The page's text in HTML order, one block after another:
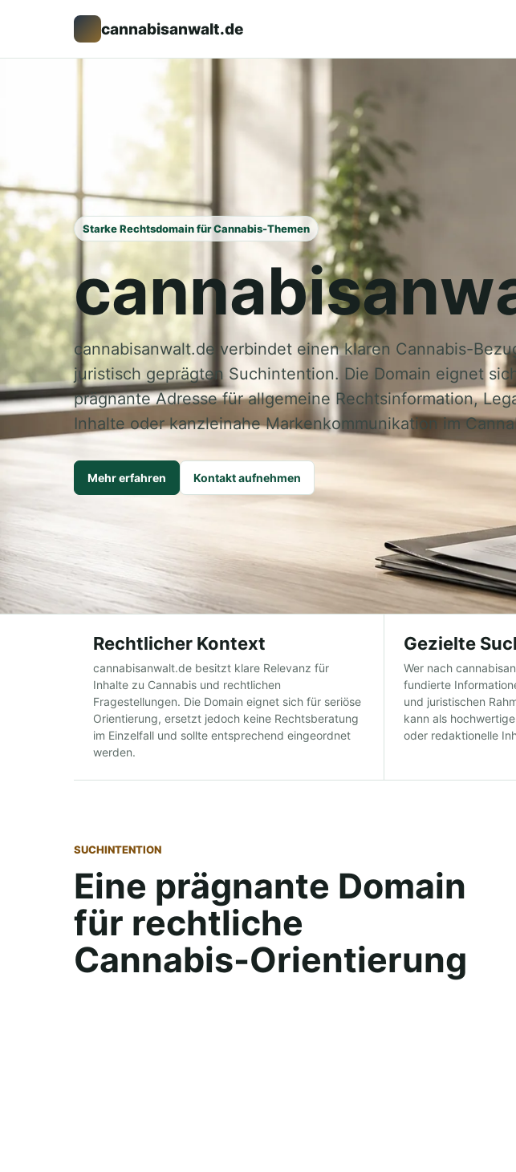
cannabisanwalt.de
Starke Rechtsdomain für Cannabis-Themen
cannabisanwalt.de verbindet einen klaren Cannabis-
juristisch geprägten Suchintention. Die Domain eignet
prägnante Adresse für allgemeine Rechtsinformation,
Inhalte oder kanzleinahe Markenkommunikation im
Mehr erfahren Kontakt aufnehmen
Rechtlicher Kontext
cannabisanwalt.de besitzt klare Relevanz für
Inhalte zu Cannabis und rechtlichen
Fragestellungen. Die Domain eignet sich für seriöse
Orientierung, ersetzt jedoch keine Rechtsberatung
im Einzelfall und sollte entsprechend eingeordnet
werden.
Gezielte
Wer nach
fundierte
und juristischen
kann als
oder redaktionelle
SUCHINTENTION
Eine prägnante Domain
für rechtliche
Cannabis-Orientierung